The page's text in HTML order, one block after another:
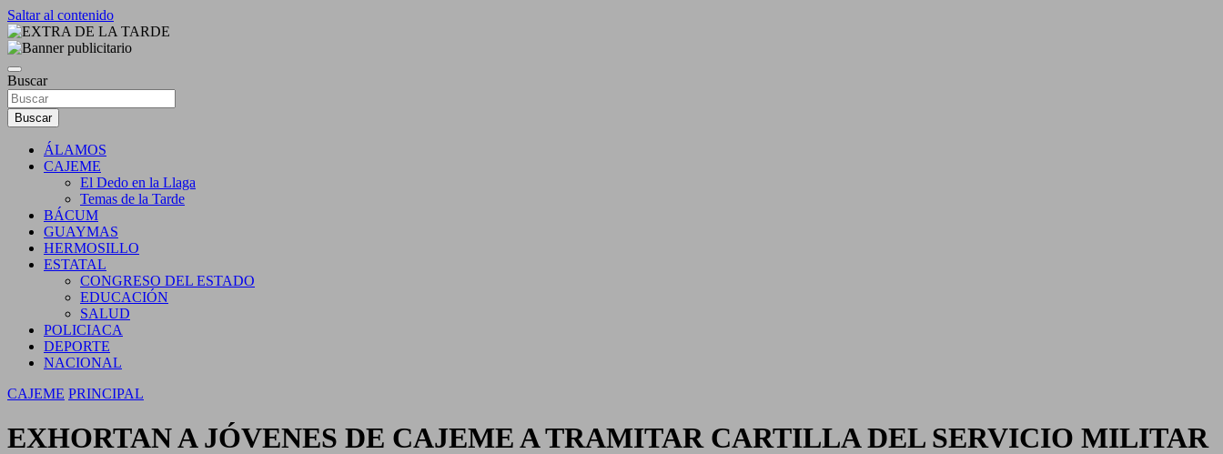
Saltar al contenido
EXTRA DE LA TARDE
Buscar
Buscar
ÁLAMOS
CAJEME
El Dedo en la Llaga
Temas de la Tarde
BÁCUM
GUAYMAS
HERMOSILLO
ESTATAL
CONGRESO DEL ESTADO
EDUCACIÓN
SALUD
POLICIACA
DEPORTE
NACIONAL
CAJEME PRINCIPAL
EXHORTAN A JÓVENES DE CAJEME A TRAMITAR CARTILLA DEL SERVICIO MILITAR